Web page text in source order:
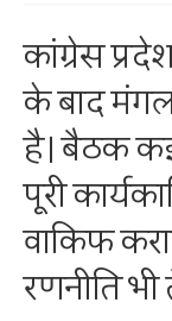
कांग्रेस
के बाद
है। बैठक
पूरी
वाकिफ
रणनीति भी